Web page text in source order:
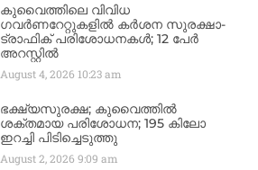
കുവൈത്തിലെ വിവിധ
ഗവർണറേറ്റുകളിൽ കർശന സുരക്ഷാ-
ട്രാഫിക് പരിശോധനകൾ; 12 പേർ
അറസ്റ്റിൽ
August 4, 2026 10:23 am
ഭക്ഷ്യസുരക്ഷ; കുവൈത്തിൽ
ശക്തമായ പരിശോധന; 195 കിലോ
ഇറച്ചി പിടിച്ചെടുത്തു
August 2, 20269:09 am